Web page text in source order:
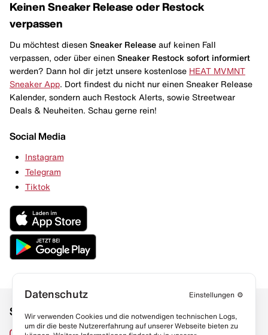
Keinen Sneaker Release oder Restock
verpassen
Du möchtest diesen Sneaker Release auf keinen Fall
verpassen, oder über einen Sneaker Restock sofort informiert
werden? Dann hol dir jetzt unsere kostenlose HEAT MVMNT
Sneaker App . Dort findest du nicht nur einen Sneaker Release
Kalender, sondern auch Restock Alerts, sowie Streetwear
Deals & Neuheiten. Schau gerne rein!
Social Media
Instagram
Telegram
Tiktok
Social Media Links
Datenschutz Einstellungen ⚙️
Wir verwenden Cookies und die notwendigen technischen Logs,
um dir die beste Nutzererfahrung auf unserer Webseite bieten zu